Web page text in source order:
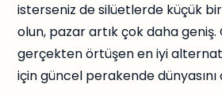
isterseniz de silüetlerde küçük
olun, pazar artık çok daha
gerçekten örtüşen en iyi
için güncel perakende